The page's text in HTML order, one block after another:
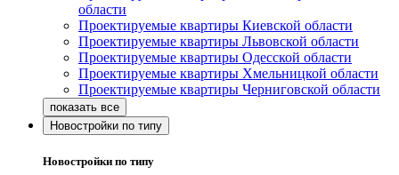
области
Проектируемые квартиры Киевской области
Проектируемые квартиры Львовской области
Проектируемые квартиры Одесской области
Проектируемые квартиры Хмельницкой области
Проектируемые квартиры Черниговской области
Новостройки по типу
Новостройки по типу